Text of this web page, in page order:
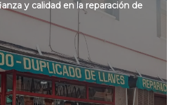
y calidad en la reparación de